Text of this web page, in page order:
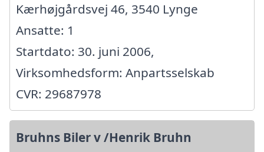
Kærhøjgårdsvej 46, 3540 Lynge
Ansatte: 1
Startdato: 30. juni 2006,
Virksomhedsform: Anpartsselskab
CVR: 29687978
Bruhns Biler v /Henrik Bruhn